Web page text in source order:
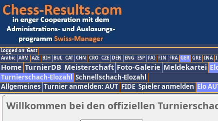
Logged on: Gast
Arabic ARM AZE BIH BUL CAT CHN CRO CZE DEN ENG ESP FAI FIN FRA GER GRE INA
Home TurnierDB Meisterschaft Foto-Galerie Meldekartei
Turnierschach-Elozahl Schnellschach-Elozahl
Allgemeines Turnier anmelden: AUT FIDE Spieler anmelden Elo
Willkommen bei den offiziellen